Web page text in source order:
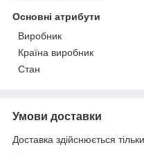
Основні атрибути
Виробник
Країна виробник
Стан
Умови доставки
Доставка здійснюється